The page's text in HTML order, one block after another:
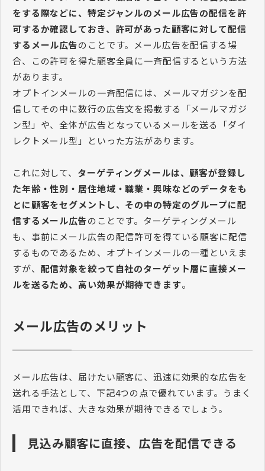
をする際などに、特定ジャンルのメール広告の配信を許
可するか確認しておき、許可があった顧客に対して配信
するメール広告のことです。メール広告を配信する場
合、この許可を得た顧客全員に一斉配信するという方法
があります。
オプトインメールの一斉配信には、メールマガジンを配
信してその中に数行の広告文を掲載する「メールマガジ
ン型」や、全体が広告となっているメールを送る「ダイ
レクトメール型」といった方法があります。
これに対して、 ターゲティングメールは、顧客が登録し
た年齢・性別・居住地域・職業・興味などのデータをも
とに顧客をセグメントし、その中の特定のグループに配
信するメール広告のことです。ターゲティングメール
も、事前にメール広告の配信許可を得ている顧客に配信
するものであるため、オプトインメールの一種といえま
すが、 配信対象を絞って自社のターゲット層に直接メー
ルを送るため、高い効果が期待できます。
メール広告のメリット
メール広告は、届けたい顧客に、迅速に効果的な広告を
送れる手法として、下記4つの点で優れています。うまく
活用できれば、大きな効果が期待できるでしょう。
見込み顧客に直接、広告を配信できる